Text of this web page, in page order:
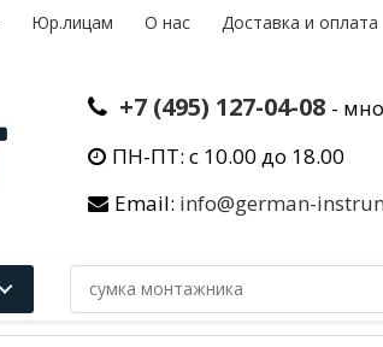
Юр.лицам О нас Доставка и оплата
+7 (495) 127-04-08 -
ПН-ПТ: с 10.00 до 18.00
Email: info@german-